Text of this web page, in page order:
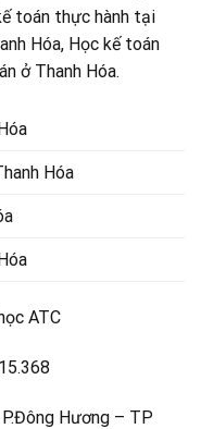
toán thực hành tại
Hóa, Học kế toán
ở Thanh Hóa.
Hóa
ATC
Hương – TP